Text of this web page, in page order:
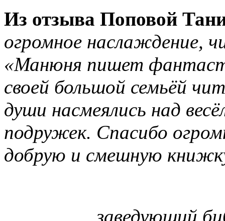
Из отзыва Поповой
огромное наслаждение,
«Манюня пишет
своей большой семьёй
души насмеялись над
подружек. Спасибо
добрую и смешную
заведующий